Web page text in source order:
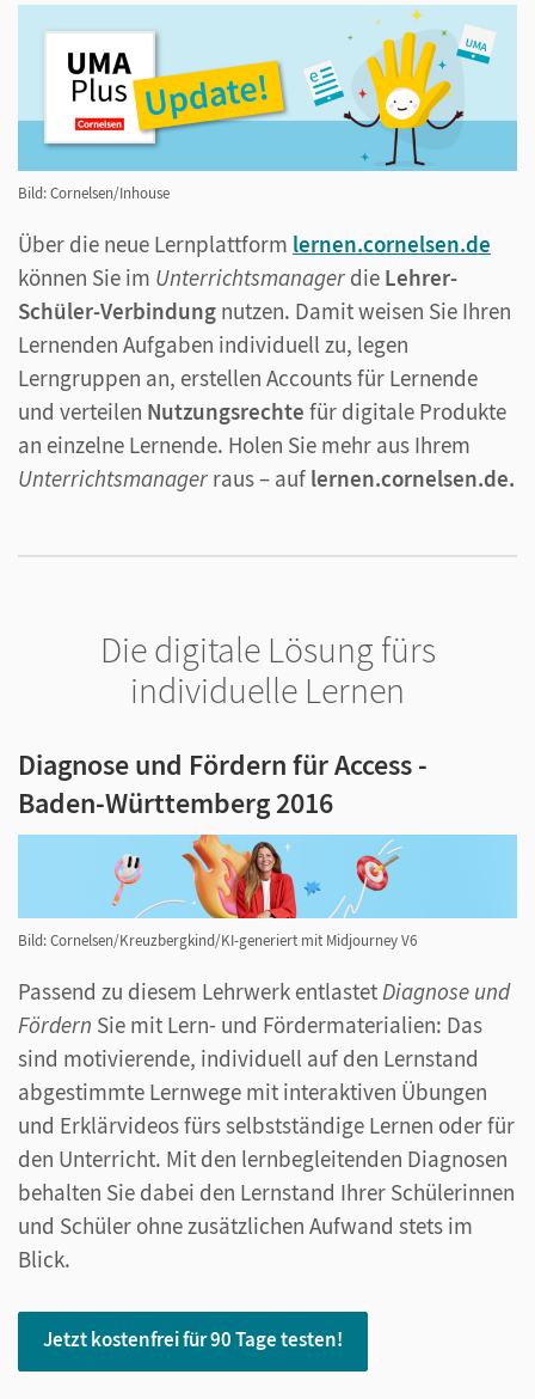
Bild: Cornelsen/Inhouse
Über die neue Lernplattform lernen.cornelsen.de
können Sie im Unterrichtsmanager die Lehrer-
Schüler-Verbindung nutzen. Damit weisen Sie Ihren
Lernenden Aufgaben individuell zu, legen
Lerngruppen an, erstellen Accounts für Lernende
und verteilen Nutzungsrechte für digitale Produkte
an einzelne Lernende. Holen Sie mehr aus Ihrem
Unterrichtsmanager raus – auf lernen.cornelsen.de.
Die digitale Lösung fürs
individuelle Lernen
Diagnose und Fördern für Access -
Baden-Württemberg 2016
Bild: Cornelsen/Kreuzbergkind/KI-generiert mit Midjourney V6
Passend zu diesem Lehrwerk entlastet Diagnose und
Fördern Sie mit Lern- und Fördermaterialien: Das
sind motivierende, individuell auf den Lernstand
abgestimmte Lernwege mit interaktiven Übungen
und Erklärvideos fürs selbstständige Lernen oder für
den Unterricht. Mit den lernbegleitenden Diagnosen
behalten Sie dabei den Lernstand Ihrer Schülerinnen
und Schüler ohne zusätzlichen Aufwand stets im
Blick.
Jetzt kostenfrei für 90 Tage testen!